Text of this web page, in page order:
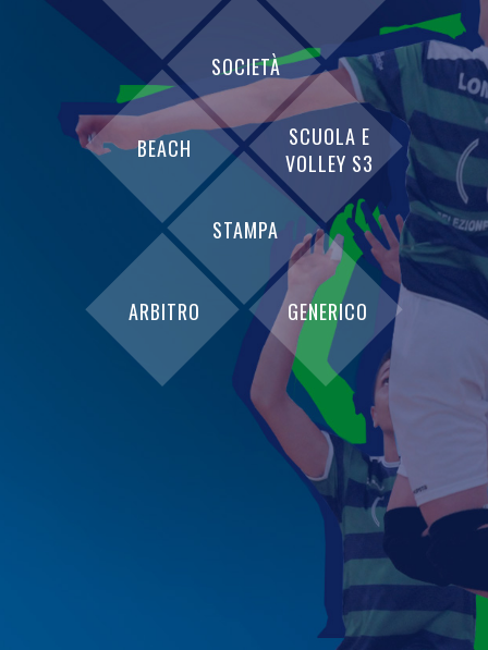
GENERICO
SOCIETÀ
BEACH
STAMPA
ARBITRO
SCUOLA E
VOLLEY S3